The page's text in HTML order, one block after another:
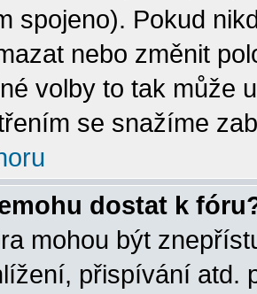
spojeno). Pokud
nebo změnit
volby to tak může
se snažíme
dostat k
mohou být
přispívání atd.